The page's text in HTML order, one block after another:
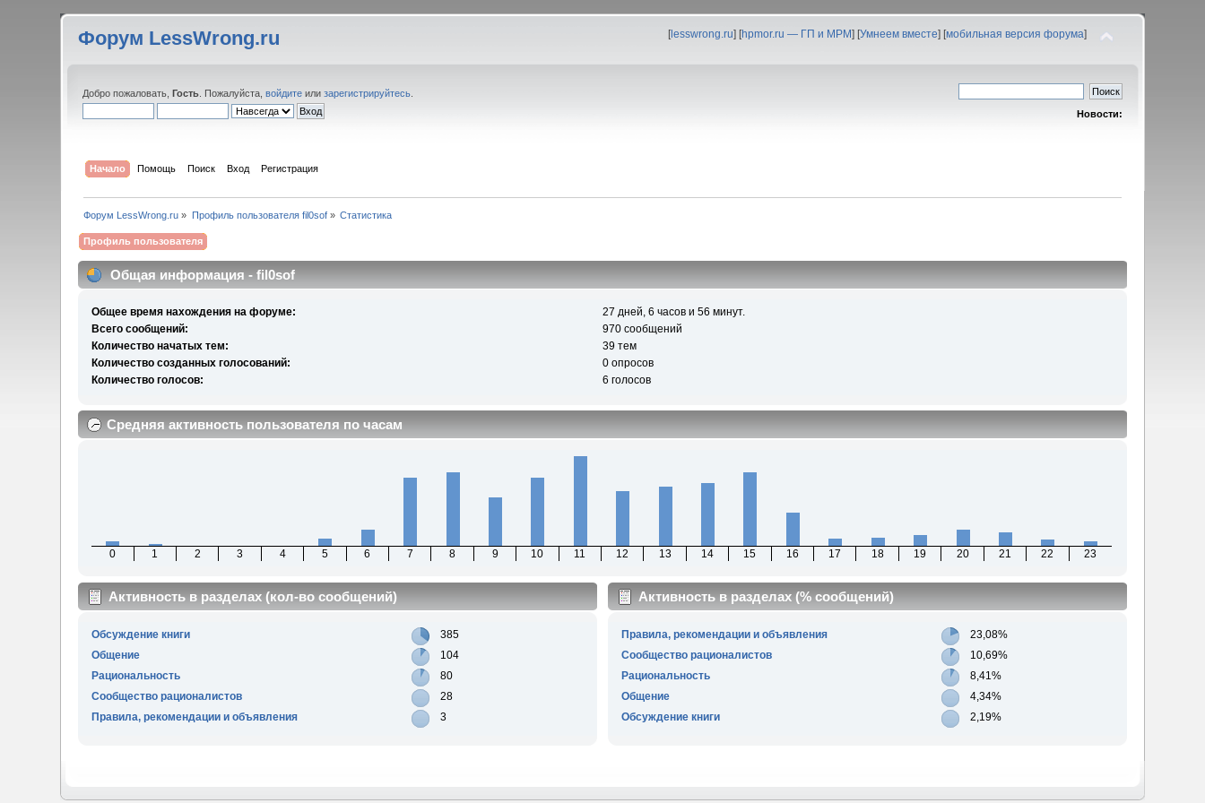
Форум LessWrong.ru [lesswrong.ru] [hpmor.ru — ГП и МРМ] [Умнеем вместе] [мобильная версия форума]
Добро пожаловать,Гость . Пожалуйста,войдите илизарегистрируйтесь
Новости:
Начало Помощь Поиск Вход Регистрация
Форум LessWrong.ru » Профиль пользователя fil0sof» Статистика
Профиль пользователя
Общая информация - fil0sof
Общее время нахождения на форуме:
27 дней, 6 часов и 56 минут.
Всего сообщений:
970 сообщений
Количество начатых тем:
39 тем
Количество созданных голосований:
0 опросов
Количество голосов:
6 голосов
Средняя активность пользователя по часам
0 1 2 3 4 5 6 7 8 9 10 11 12 13 14 15 16 17 18 19 20 21 22 23
Активность в разделах (кол-во сообщений)
Обсуждение книги
385
Общение
104
Рациональность
80
Сообщество рационалистов
28
Правила, рекомендации и объявления
3
Активность в разделах (% сообщений)
Правила, рекомендации и объявления
23,08%
Сообщество рационалистов
10,69%
Рациональность
8,41%
Общение
4,34%
Обсуждение книги
2,19%